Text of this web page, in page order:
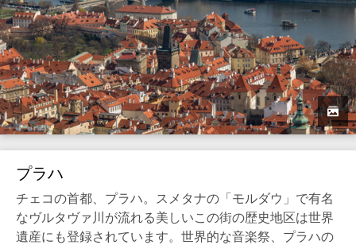
プラハ
チェコの首都、プラハ。スメタナの「モルダウ」で有名
なヴルタヴァ川が流れる美しいこの街の歴史地区は世界
遺産にも登録されています。世界的な音楽祭、プラハの